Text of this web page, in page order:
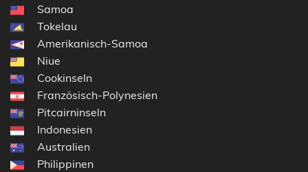
Samoa
Tokelau
Amerikanisch-Samoa
Niue
Cookinseln
Französisch-Polynesien
Pitcairninseln
Indonesien
Australien
Philippinen